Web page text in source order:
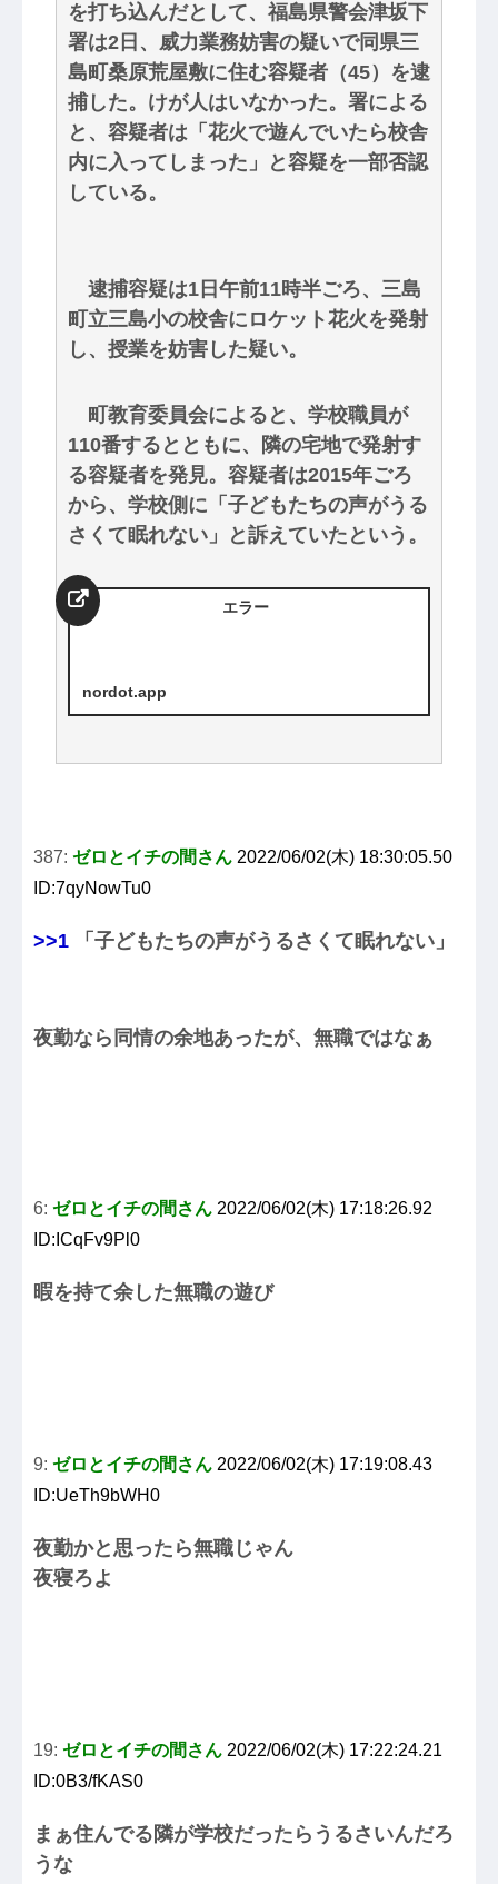
を打ち込んだとして、福島県警会津坂下
署は2日、威力業務妨害の疑いで同県三
島町桑原荒屋敷に住む容疑者（45）を逮
捕した。けが人はいなかった。署による
と、容疑者は「花火で遊んでいたら校舎
内に入ってしまった」と容疑を一部否認
している。
逮捕容疑は1日午前11時半ごろ、三島
町立三島小の校舎にロケット花火を発射
し、授業を妨害した疑い。
町教育委員会によると、学校職員が
110番するとともに、隣の宅地で発射す
る容疑者を発見。容疑者は2015年ごろ
から、学校側に「子どもたちの声がうる
さくて眠れない」と訴えていたという。
エラー
nordot.app
387: ゼロとイチの間さん 2022/06/02(木) 18:30:05.50
ID:7qyNowTu0
>>1 「子どもたちの声がうるさくて眠れない」
夜勤なら同情の余地あったが、無職ではなぁ
6: ゼロとイチの間さん 2022/06/02(木) 17:18:26.92
ID:ICqFv9Pl0
暇を持て余した無職の遊び
9: ゼロとイチの間さん 2022/06/02(木) 17:19:08.43
ID:UeTh9bWH0
夜勤かと思ったら無職じゃん
夜寝ろよ
19: ゼロとイチの間さん 2022/06/02(木) 17:22:24.21
ID:0B3/fKAS0
まぁ住んでる隣が学校だったらうるさいんだろ
うな